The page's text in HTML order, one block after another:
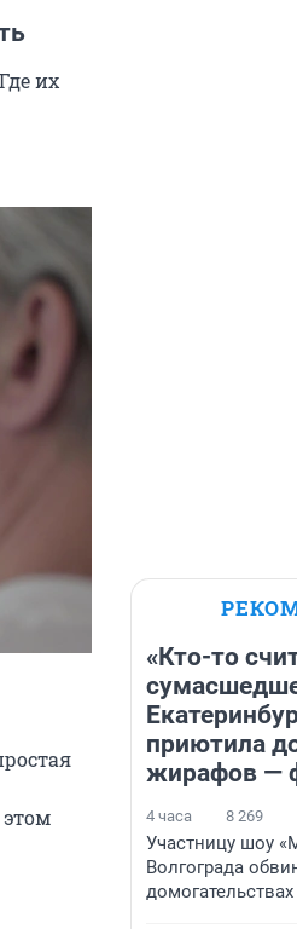
их
«Кто-то
приютила
жирафов —
4 часа 8 269
Участницу шоу
Волгограда